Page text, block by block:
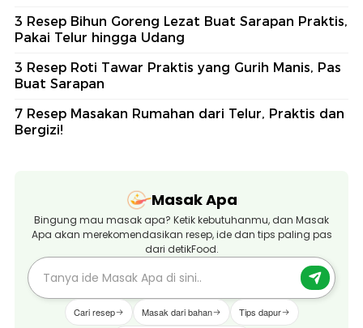
3 Resep Bihun Goreng Lezat Buat Sarapan Praktis,
Pakai Telur hingga Udang
3 Resep Roti Tawar Praktis yang Gurih Manis, Pas
Buat Sarapan
7 Resep Masakan Rumahan dari Telur, Praktis dan
Bergizi!
Masak Apa
Bingung mau masak apa? Ketik kebutuhanmu, dan Masak
Apa akan merekomendasikan resep, ide dan tips paling pas
dari detikFood.
Cari resep Masak dari bahan Tips dapur